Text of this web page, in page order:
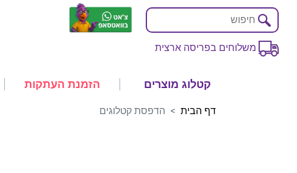
משלוחים בפריסה ארצית
קטלוג מוצרים הזמנת העתקות
דף הבית הדפסת קטלוגים